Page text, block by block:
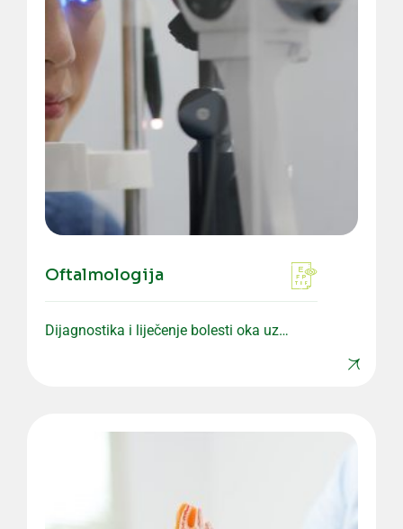
Oftalmologija
Dijagnostika i liječenje bolesti oka uz